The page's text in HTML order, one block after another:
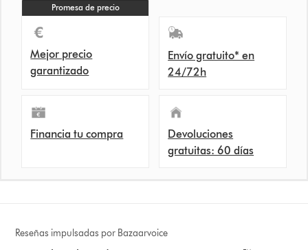
Promesa de precio
Mejor precio
garantizado
Envío gratuito* en
24/72h
Financia tu compra
Devoluciones
gratuitas: 60 días
Reseñas impulsadas por Bazaarvoice